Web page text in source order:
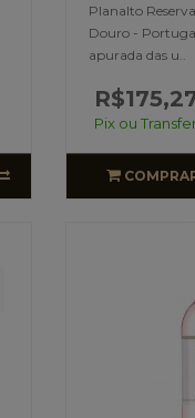
Planalto
Douro -
apurada das u..
Pix ou